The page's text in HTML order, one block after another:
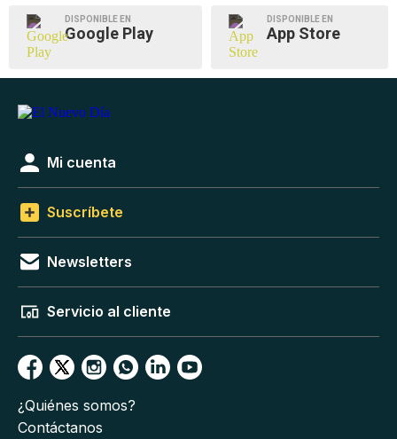
DISPONIBLE EN
Google Play
DISPONIBLE EN
App Store
Mi cuenta
Suscríbete
Newsletters
Servicio al cliente
¿Quiénes somos?
Contáctanos